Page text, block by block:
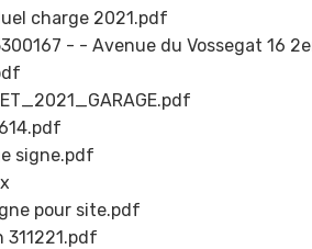
charge 2021.pdf
- - Avenue du Vossegat 16
signe.pdf
pour site.pdf